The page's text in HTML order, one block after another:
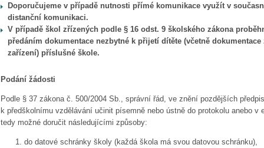
Doporučujeme v případě nutnosti přímé komunikace využít v
distanční komunikaci.
V případě škol zřízených podle § 16 odst. 9 školského zákona
předáním dokumentace nezbytné k přijetí dítěte (včetně
zařízení) příslušné škole.
Podání žádosti
Podle § 37 zákona č. 500/2004 Sb., správní řád, ve znění pozdějších
k předškolnímu vzdělávání učinit písemně nebo ústně do protokolu anebo v
tedy možné doručit následujícími způsoby:
do datové schránky školy (každá škola má svou datovou schránku),